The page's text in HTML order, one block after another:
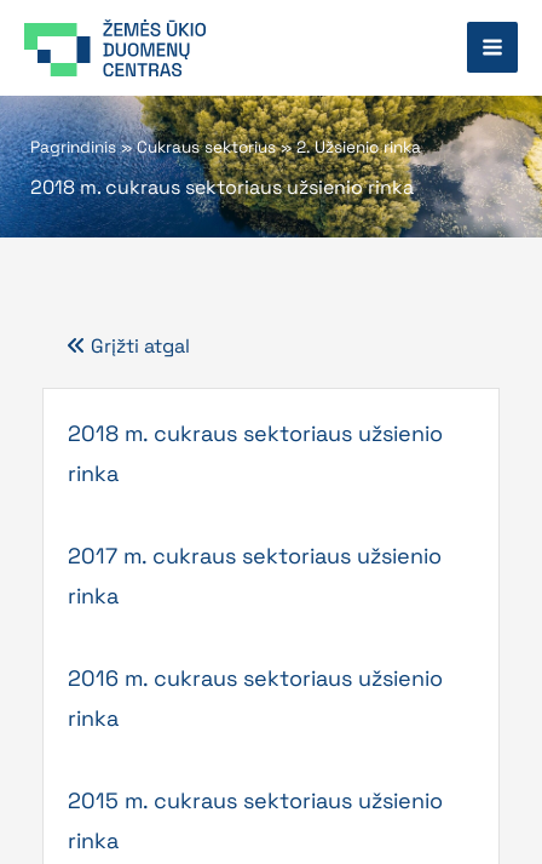
prie
Pagrindinis»Cukraus sektorius»2. Užsienio rinka
2018 m. cukraus sektoriaus užsienio rinka
Grįžti atgal
2018 m. cukraus sektoriaus užsienio
rinka
2017 m. cukraus sektoriaus užsienio
rinka
2016 m. cukraus sektoriaus užsienio
rinka
2015 m. cukraus sektoriaus užsienio
rinka